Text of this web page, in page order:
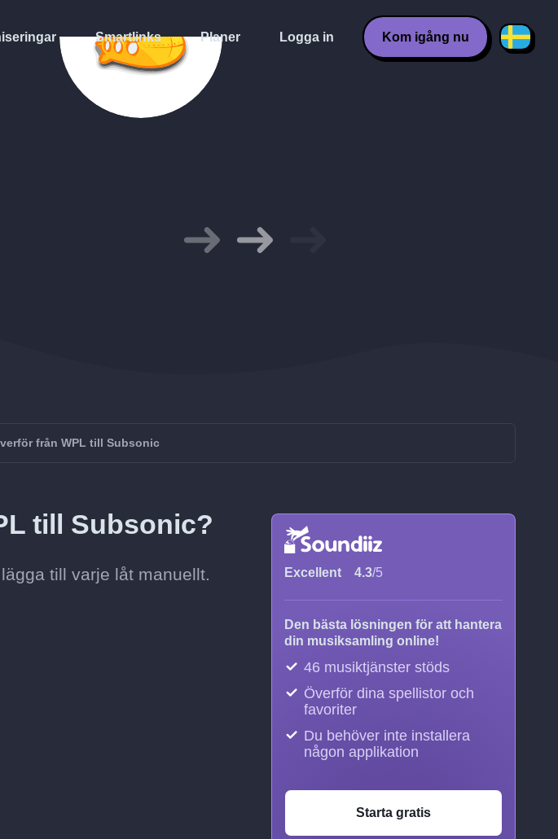
Smartlinks Planer Logga in Kom igång nu
från WPL till Subsonic
till Subsonic?
till varje låt manuellt. Excellent 4.3/5
Den bästa lösningen för att hantera
din musiksamling online!
46 musiktjänster stöds
Överför dina spellistor och
favoriter
Du behöver inte installera
någon applikation
Starta gratis